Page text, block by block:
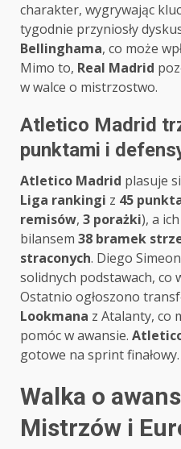
charakter, wygrywając
tygodnie przyniosły
Bellinghama, co może
Mimo to, Real Madrid
w walce o mistrzostwo.
Atletico Madrid
punktami i
Atletico Madrid plasuje
Liga rankingi z 45
remisów, 3 porażki), a
bilansem 38 bramek
straconych. Diego
solidnych podstawach, co
Ostatnio ogłoszono
Lookmana z Atalanty, co
pomóc w awansie.
gotowe na sprint finałowy.
Walka o
Mistrzów i